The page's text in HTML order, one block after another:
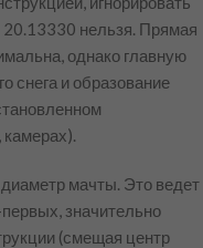
нельзя. Прямая
однако главную
снега и образование
камерах).
мачты. Это ведет
значительно
(смещая центр